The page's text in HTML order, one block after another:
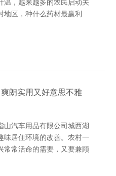
温，越来越多的农民启动关
地区，种什么药材最赢利
朗实用又好意思不雅
山汽车用品有限公司城西湖
味居住环境的改善。农村一
常常活命的需要，又要兼顾